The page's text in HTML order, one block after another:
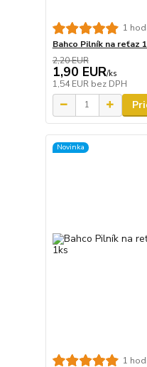
1
Bahco Pilník na reťaz
2,20 EUR
1,90 EUR/ks
1,54 EUR bez DPH
Novinka
1